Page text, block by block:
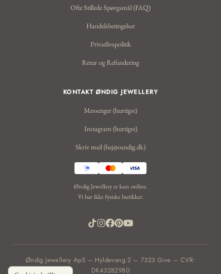
Ofte Stillede Spørgsmål (FAQ)
Handelsbetingelser
Privatlivspolitik
Retur og Refundering
KONTAKT ØNDIG JEWELLERY
Messenger (hurtigst)
Instagram (hurtigst)
Skriv mail (hej@oendig.dk)
Øndig Jewellery er kun online.
Vi har ikke fysiske butikker.
Øndig Jewellery ApS – Hyldevang 2 – 7323 Give – CVR:
DK43282980